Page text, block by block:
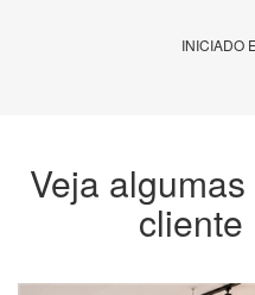
INICIADO
Veja
cliente